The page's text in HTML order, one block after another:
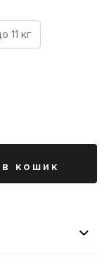
11 кг
в кошик